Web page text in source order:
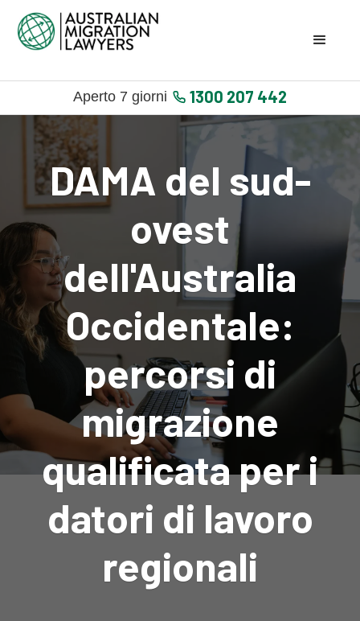
Aperto 7 giorni 1300 207 442
DAMA del sud-
ovest
dell'Australia
Occidentale:
percorsi di
migrazione
qualificata per i
datori di lavoro
regionali